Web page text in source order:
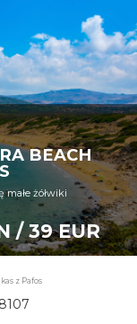
BEACH
małe żółwiki
/ 39 EUR
z Pafos